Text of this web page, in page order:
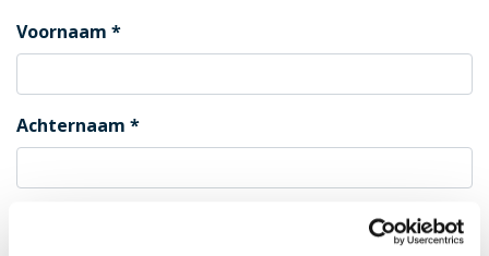
Voornaam
Achternaam